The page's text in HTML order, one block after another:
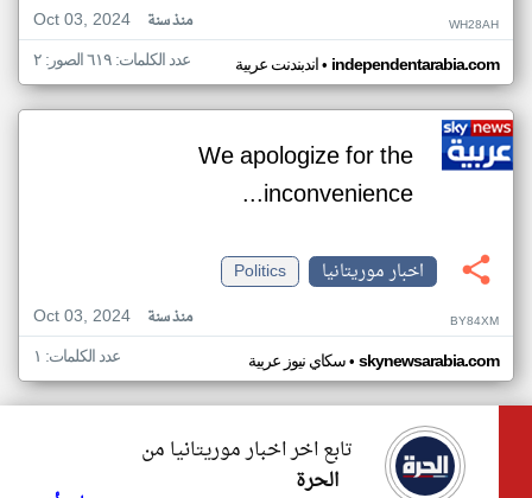
Oct 03, 2024
منذ سنة WH28AH
اندبندنت عربية• independentarabia.com عدد الكلمات: ٦١٩ الصور: ٢
We apologize for the
inconvenience...
اخبار موريتانيا
Politics
Oct 03, 2024
منذ سنة BY84XM
سكاي نيوز عربية• skynewsarabia.com عدد الكلمات: ١
تابع اخر اخبار موريتانيا من
الحرة